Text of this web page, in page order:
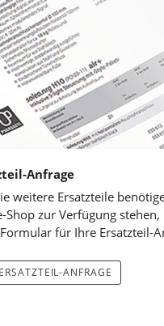
Anfrage
weitere Ersatzteile
Shop zur Verfügung stehen,
für Ihre Ersatzteil-
ANFRAGE